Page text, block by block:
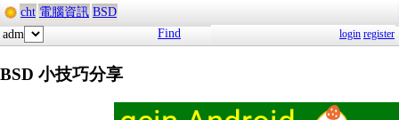
cht 電腦資訊 BSD
adm
Find login register
BSD 小技巧分享